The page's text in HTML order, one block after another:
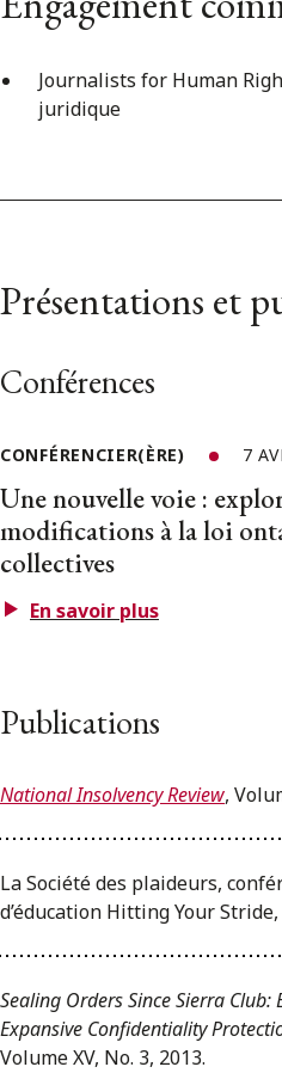
Journalists for Human
juridique
Présentations et
Conférences
CONFÉRENCIER(ÈRE) 7
Une nouvelle voie :
modifications à la loi
collectives
En savoir plus
Publications
National Insolvency Review,
La Société des plaideurs,
d’éducation Hitting Your Stride,
Sealing Orders Since Sierra Club:
Expansive Confidentiality
Volume XV, No. 3, 2013.